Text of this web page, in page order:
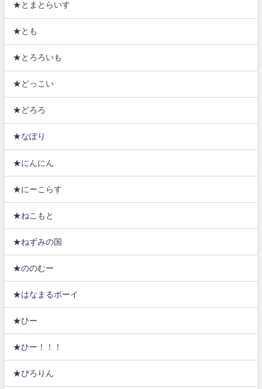
★とまとらいす
★とも
★とろろいも
★どっこい
★どろろ
★なぽり
★にんにん
★にーこらす
★ねこもと
★ねずみの国
★ののむー
★はなまるボーイ
★ひー
★ひー！！！
★ぴろりん